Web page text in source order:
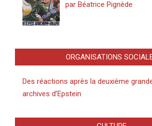
par Béatrice Pignède
ORGANISATIONS
Des réactions après la deuxième
archives d’Epstein